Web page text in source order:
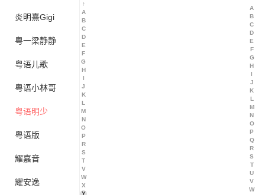
炎明熹Gigi
粤一梁静静
粤语儿歌
粤语小林哥
粤语明少
粤语版
耀嘉音
耀安逸
↑
A
B
C
D
E
F
G
H
I
J
K
L
M
N
O
P
R
S
T
V
W
X
Y
A
B
C
D
E
F
G
H
I
J
K
L
M
N
O
P
Q
R
S
T
U
V
W